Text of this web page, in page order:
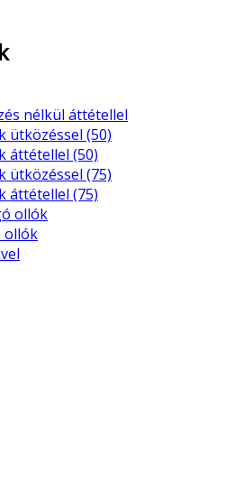
nélkül áttétellel
ütközéssel (50)
áttétellel (50)
ütközéssel (75)
áttétellel (75)
ollók
ollók